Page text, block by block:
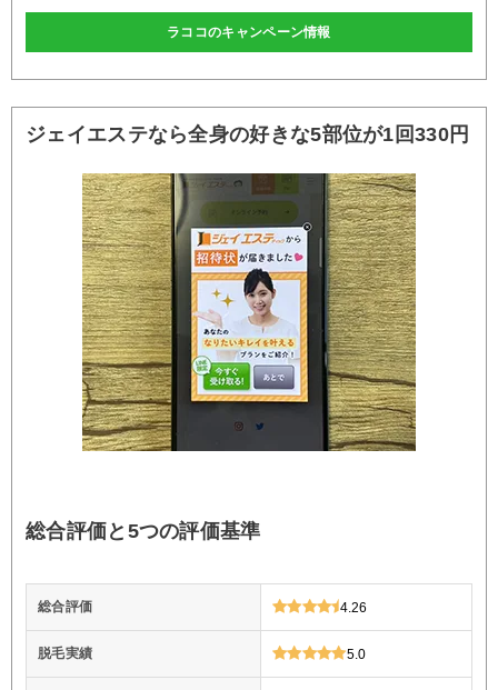
ラココのキャンペーン情報
ジェイエステなら全身の好きな5部位が1回330円
総合評価と5つの評価基準
総合評価 4.26
脱毛実績 5.0